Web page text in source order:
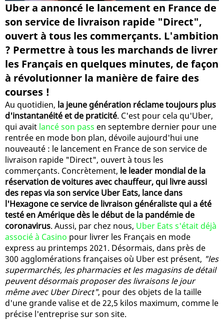
Uber a annoncé le lancement en France de
son service de livraison rapide "Direct",
ouvert à tous les commerçants. L'ambition
? Permettre à tous les marchands de livrer
les Français en quelques minutes, de façon
à révolutionner la manière de faire des
courses !
Au quotidien, la jeune génération réclame toujours plus
d'instantanéité et de praticité. C'est pour cela qu'Uber,
qui avait lancé son pass en septembre dernier pour une
rentrée en mode bon plan, dévoile aujourd'hui une
nouveauté : le lancement en France de son service de
livraison rapide "Direct", ouvert à tous les
commerçants. Concrètement, le leader mondial de la
réservation de voitures avec chauffeur, qui livre aussi
des repas via son service Uber Eats, lance dans
l'Hexagone ce service de livraison généraliste qui a été
testé en Amérique dès le début de la pandémie de
coronavirus. Aussi, par chez nous, Uber Eats s'était déjà
associé à Casino pour livrer les Français en mode
express au printemps 2021. Désormais, dans près de
300 agglomérations françaises où Uber est présent, "les
supermarchés, les pharmacies et les magasins de détail
peuvent désormais proposer des livraisons le jour
même avec Uber Direct", pour des objets de la taille
d'une grande valise et de 22,5 kilos maximum, comme le
précise l'entreprise sur son site.